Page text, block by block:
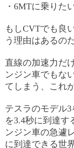
・6MTに乗りた
もしCVTでも良
う理由はあるの
直線の加速力だ
ンジン車でもな
てしまう、これ
テスラのモデル
を3.4秒に到達す
ンジン車の急遽
に到達できる世